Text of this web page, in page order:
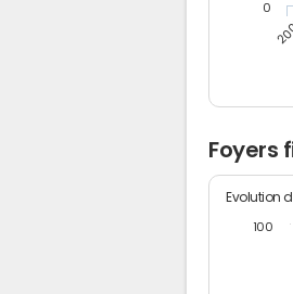
0
Foyers
Evolution
100